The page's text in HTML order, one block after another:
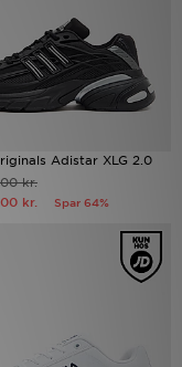
Adistar XLG 2.0
kr.
kr. Spar 64%